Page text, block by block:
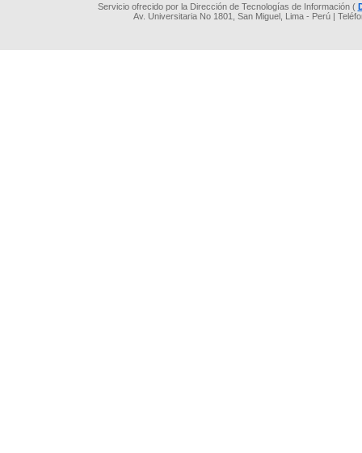
Servicio ofrecido por la Dirección de Tecnologías de Información (
Av. Universitaria No 1801, San Miguel, Lima - Perú |